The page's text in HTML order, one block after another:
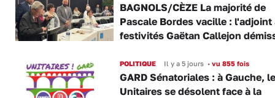
BAGNOLS/CÈZE La majorité de
Pascale Bordes vacille : l'adjoint
festivités Gaëtan Callejon
POLITIQUE Il y a 5 jours •vu 855 fois
GARD Sénatoriales : à Gauche,
Unitaires se désolent face à la